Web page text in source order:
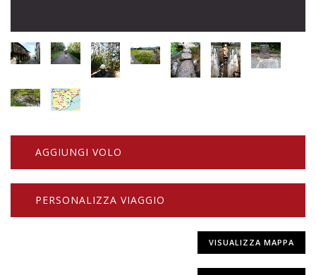
AGGIUNGI VOLO
PERSONALIZZA VIAGGIO
VISUALIZZA MAPPA